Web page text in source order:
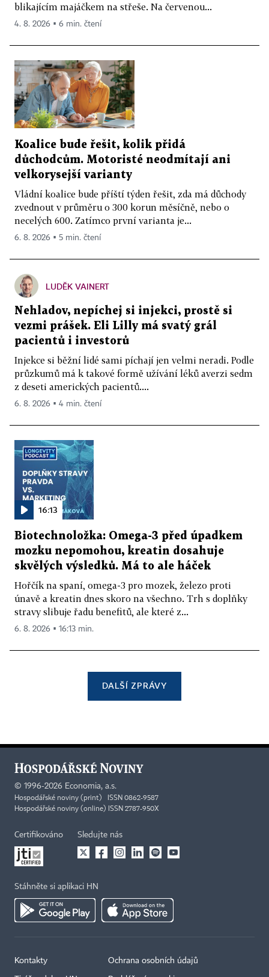
blikajícím majáčkem na střeše. Na červenou...
4. 8. 2026 ▪ 6 min. čtení
Koalice bude řešit, kolik přidá
důchodcům. Motoristé neodmítají ani
velkorysejší varianty
Vládní koalice bude příští týden řešit, zda má důchody
zvednout v průměru o 300 korun měsíčně, nebo o
necelých 600. Zatímco první varianta je...
6. 8. 2026 ▪ 5 min. čtení
LUDĚK VAINERT
Nehladov, nepíchej si injekci, prostě si
vezmi prášek. Eli Lilly má svatý grál
pacientů i investorů
Injekce si běžní lidé sami píchají jen velmi neradi. Podle
průzkumů má k takové formě užívání léků averzi sedm
z deseti amerických pacientů....
6. 8. 2026 ▪ 4 min. čtení
16:13
Biotechnoložka: Omega-3 před úpadkem
mozku nepomohou, kreatin dosahuje
skvělých výsledků. Má to ale háček
Hořčík na spaní, omega-3 pro mozek, železo proti
únavě a kreatin dnes skoro na všechno. Trh s doplňky
stravy slibuje řadu benefitů, ale které z...
6. 8. 2026 ▪ 16:13 min.
DALŠÍ ZPRÁVY
© 1996-2026 Economia, a.s.
Hospodářské noviny (print) ISSN 0862-9587
Hospodářské noviny (online) ISSN 2787-950X
Certifikováno Sledujte nás
Stáhněte si aplikaci HN
Kontakty Ochrana osobních údajů